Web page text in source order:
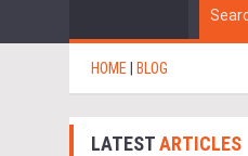
HOME BLOG
LATESTARTICLES